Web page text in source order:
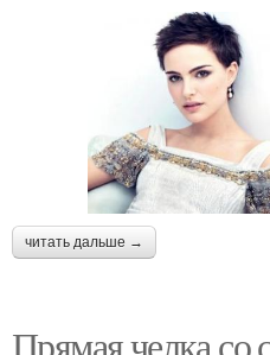
читать дальше →
Прямая челка со